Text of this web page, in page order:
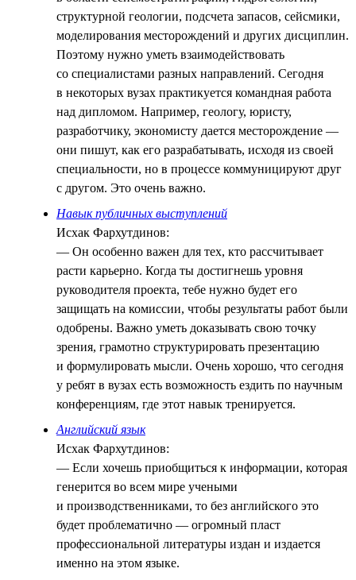
структурной геологии, подсчета запасов, сейсмики,
моделирования месторождений и других дисциплин.
Поэтому нужно уметь взаимодействовать
со специалистами разных направлений. Сегодня
в некоторых вузах практикуется командная работа
над дипломом. Например, геологу, юристу,
разработчику, экономисту дается месторождение —
они пишут, как его разрабатывать, исходя из своей
специальности, но в процессе коммуницируют друг
с другом. Это очень важно.
Навык публичных выступлений
Исхак Фархутдинов:
— Он особенно важен для тех, кто рассчитывает
расти карьерно. Когда ты достигнешь уровня
руководителя проекта, тебе нужно будет его
защищать на комиссии, чтобы результаты работ были
одобрены. Важно уметь доказывать свою точку
зрения, грамотно структурировать презентацию
и формулировать мысли. Очень хорошо, что сегодня
у ребят в вузах есть возможность ездить по научным
конференциям, где этот навык тренируется.
Английский язык
Исхак Фархутдинов:
— Если хочешь приобщиться к информации, которая
генерится во всем мире учеными
и производственниками, то без английского это
будет проблематично — огромный пласт
профессиональной литературы издан и издается
именно на этом языке.